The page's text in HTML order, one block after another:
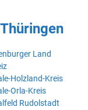
Land
Holzland-Kreis
Orla-Kreis
Rudolstadt